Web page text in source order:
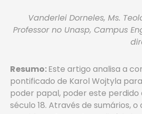
Vanderlei Dorneles, Ms.
Professor no Unasp, Campus
Resumo:Este artigo analisa a
pontificado de Karol Wojtyla
poder papal, poder este perdido
século 18. Através de sumários,